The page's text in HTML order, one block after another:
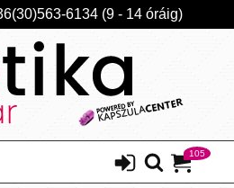
6134 (9 - 14 óráig)
105